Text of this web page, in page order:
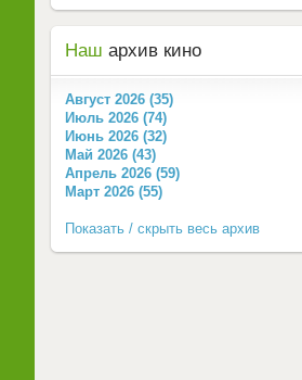
Наш архив кино
Август 2026 (35)
Июль 2026 (74)
Июнь 2026 (32)
Май 2026 (43)
Апрель 2026 (59)
Март 2026 (55)
Показать / скрыть весь архив